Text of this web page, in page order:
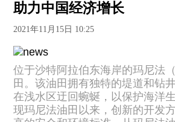
助力中国经济增长
2021年11月15日 10:25
位于沙特阿拉伯东海岸的玛尼法
田。该油田拥有独特的堤道和钻
在浅水区迂回蜿蜒，以保护海洋
现玛尼法油田以来，创新的开发